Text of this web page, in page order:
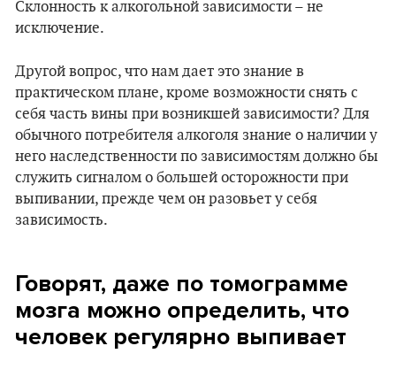
Склонность к алкогольной зависимости – не
исключение.
Другой вопрос, что нам дает это знание в
практическом плане, кроме возможности снять с
себя часть вины при возникшей зависимости? Для
обычного потребителя алкоголя знание о наличии у
него наследственности по зависимостям должно бы
служить сигналом о большей осторожности при
выпивании, прежде чем он разовьет у себя
зависимость.
Говорят, даже по томограмме
мозга можно определить, что
человек регулярно выпивает